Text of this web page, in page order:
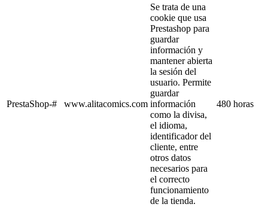
PrestaShop-# www.alitacomics.com
Se trata de una
cookie que usa
Prestashop para
guardar
información y
mantener abierta
la sesión del
usuario. Permite
guardar
información
como la divisa,
el idioma,
identificador del
cliente, entre
otros datos
necesarios para
el correcto
funcionamiento
de la tienda.
480 horas